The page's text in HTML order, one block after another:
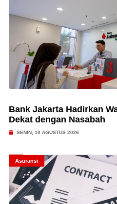
Bank Jakarta Hadirkan
Dekat dengan Nasabah
SENIN, 10 AGUSTUS 2026
Asuransi